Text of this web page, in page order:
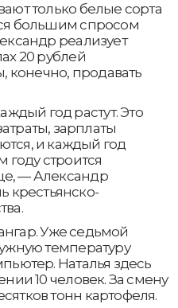
только белые сорта
большим спросом
реализует
20 рублей
конечно, продавать
год растут. Это
зарплаты
и каждый год
году строится
— Александр
крестьянско-
Уже седьмой
температуру
Наталья здесь
10 человек. За смену
тонн картофеля.